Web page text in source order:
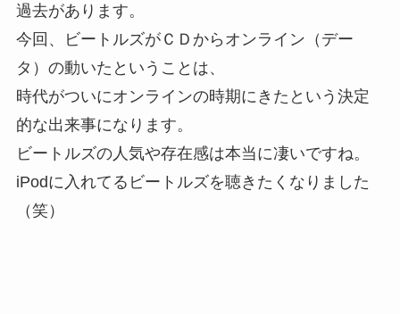
過去があります。
今回、ビートルズがＣＤからオンライン（デー
タ）の動いたということは、
時代がついにオンラインの時期にきたという決定
的な出来事になります。
ビートルズの人気や存在感は本当に凄いですね。
iPodに入れてるビートルズを聴きたくなりました
（笑）